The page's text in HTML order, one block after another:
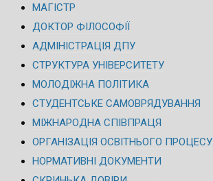
МАГІСТР
ДОКТОР ФІЛОСОФІЇ
АДМІНІСТРАЦІЯ ДПУ
СТРУКТУРА УНІВЕРСИТЕТУ
МОЛОДІЖНА ПОЛІТИКА
СТУДЕНТСЬКЕ САМОВРЯДУВАННЯ
МІЖНАРОДНА СПІВПРАЦЯ
ОРГАНІЗАЦІЯ ОСВІТНЬОГО ПРОЦЕСУ
НОРМАТИВНІ ДОКУМЕНТИ